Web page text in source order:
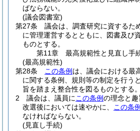
ばならない。
(議会図書室)
第27条
議会は、調査研究に資するた
に管理運営するとともに、図書及び
ものとする。
第11章
最高規範性と見直し手
(最高規範性)
第28条
この条例 は、議会における最
に関する条例、規則等の制定を行うと
旨を踏まえ整合性を図るものとする。
2
議会は、議員に この条例の理念と趣
改選後においては速やかに、
この条例
なければならない。
(見直し手続)